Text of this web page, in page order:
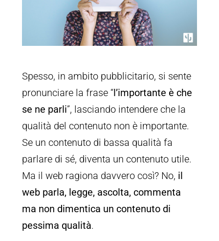
Spesso, in ambito pubblicitario, si sente
pronunciare la frase “l’importante è che
se ne parli”, lasciando intendere che la
qualità del contenuto non è importante.
Se un contenuto di bassa qualità fa
parlare di sé, diventa un contenuto utile.
Ma il web ragiona davvero così? No, il
web parla, legge, ascolta, commenta
ma non dimentica un contenuto di
pessima qualità.